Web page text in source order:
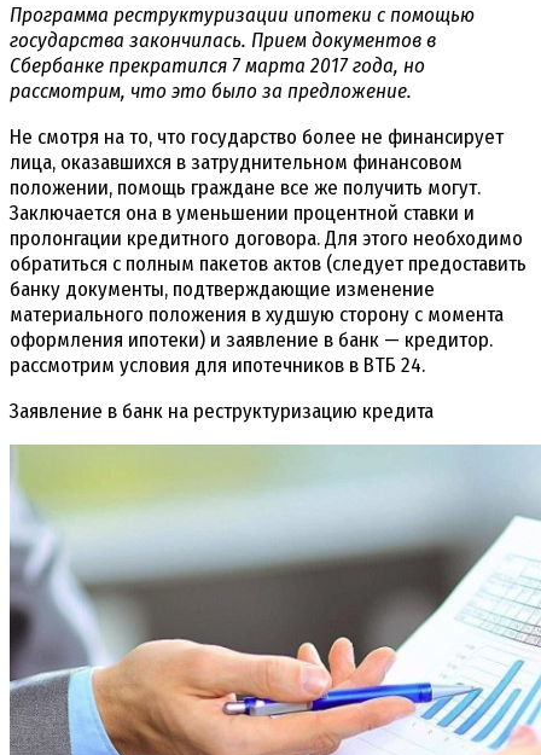
Программа реструктуризации ипотеки с помощью
государства закончилась. Прием документов в
Сбербанке прекратился 7 марта 2017 года, но
рассмотрим, что это было за предложение.
Не смотря на то, что государство более не финансирует
лица, оказавшихся в затруднительном финансовом
положении, помощь граждане все же получить могут.
Заключается она в уменьшении процентной ставки и
пролонгации кредитного договора. Для этого необходимо
обратиться с полным пакетов актов (следует предоставить
банку документы, подтверждающие изменение
материального положения в худшую сторону с момента
оформления ипотеки) и заявление в банк — кредитор.
рассмотрим условия для ипотечников в ВТБ 24.
Заявление в банк на реструктуризацию кредита